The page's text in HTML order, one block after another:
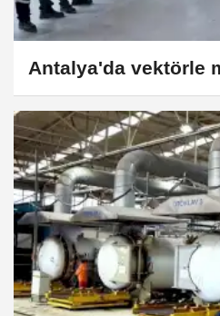
Antalya'da vektörle